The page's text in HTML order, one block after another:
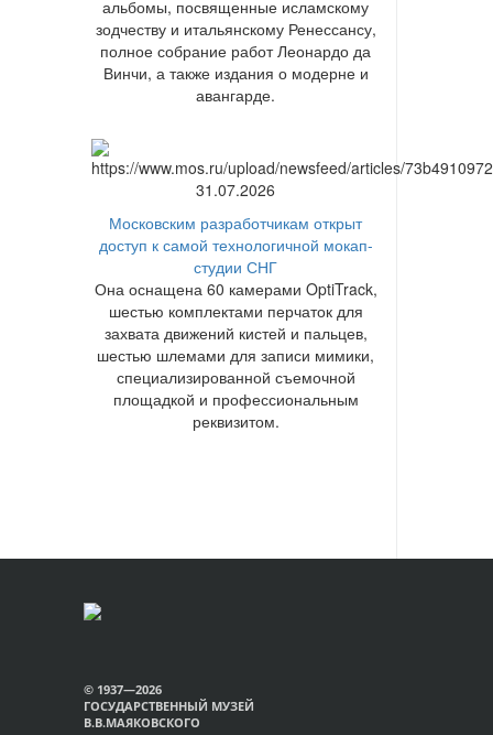
альбомы, посвященные исламскому
зодчеству и итальянскому Ренессансу,
полное собрание работ Леонардо да
Винчи, а также издания о модерне и
авангарде.
31.07.2026
Московским разработчикам открыт
доступ к самой технологичной мокап-
студии СНГ
Она оснащена 60 камерами OptiTrack,
шестью комплектами перчаток для
захвата движений кистей и пальцев,
шестью шлемами для записи мимики,
специализированной съемочной
площадкой и профессиональным
реквизитом.
© 1937—2026
ГОСУДАРСТВЕННЫЙ МУЗЕЙ
В.В.МАЯКОВСКОГО